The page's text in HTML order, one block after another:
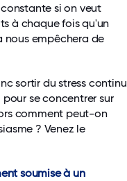
si on veut
à chaque fois qu'un
nous empêchera de
sortir du stress continu
se concentrer sur
comment peut-on
? Venez le
soumise à un